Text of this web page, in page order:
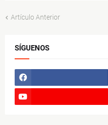
Artículo Anterior
SÍGUENOS